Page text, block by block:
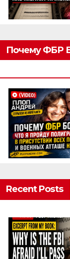
Почему ФБР
Recent Posts